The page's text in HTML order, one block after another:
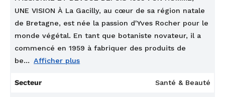
UNE VISION À La Gacilly, au cœur de sa région natale
de Bretagne, est née la passion d'Yves Rocher pour le
monde végétal. En tant que botaniste novateur, il a
commencé en 1959 à fabriquer des produits de
be... Afficher plus
Secteur Santé & Beauté